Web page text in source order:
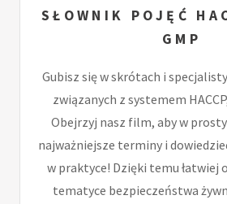
SŁOWNIK POJĘĆ
GMP
Gubisz się w skrótach i
związanych z systemem
Obejrzyj nasz film, aby w
najważniejsze terminy i
w praktyce! Dzięki temu łatwiej
tematyce bezpieczeństwa